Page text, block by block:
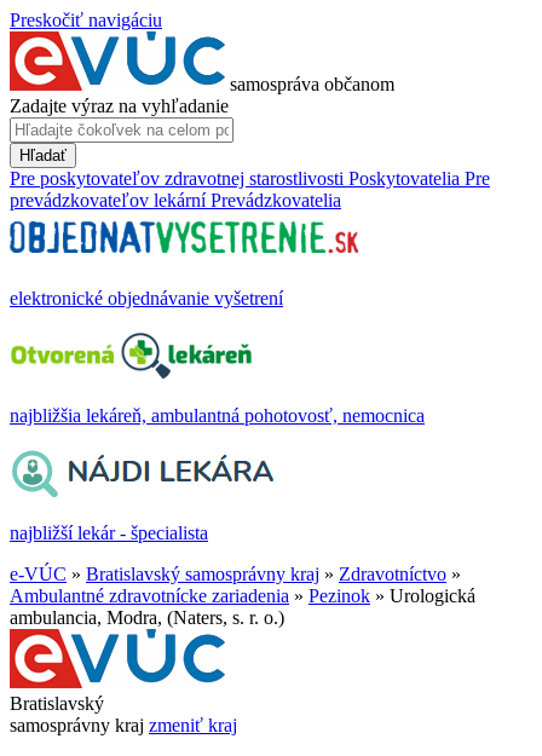
Preskočiť navigáciu
samospráva občanom
Zadajte výraz na vyhľadanie
Hľadať
Pre poskytovateľov zdravotnej starostlivosti Poskytovatelia Pre
prevádzkovateľov lekární Prevádzkovatelia
elektronické objednávanie vyšetrení
najbližšia lekáreň, ambulantná pohotovosť, nemocnica
najbližší lekár - špecialista
e-VÚC » Bratislavský samosprávny kraj » Zdravotníctvo »
Ambulantné zdravotnícke zariadenia » Pezinok » Urologická
ambulancia, Modra, (Naters, s. r. o.)
Bratislavský
samosprávny kraj zmeniť kraj